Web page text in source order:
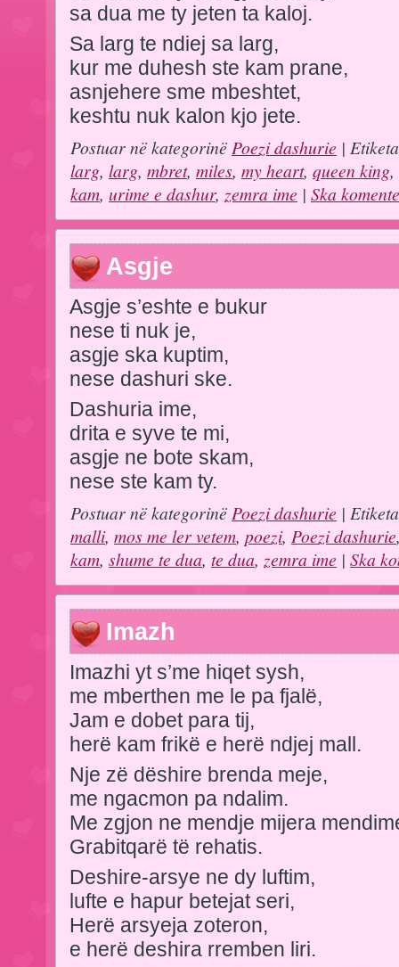
sa dua me ty jeten ta kaloj.
Sa larg te ndiej sa larg,
kur me duhesh ste kam prane,
asnjehere sme mbeshtet,
keshtu nuk kalon kjo jete.
Postuar në kategorinë Poezi dashurie |
larg, larg, mbret, miles, my heart, queen king,
kam, urime e dashur, zemra ime | Ska
Asgje
Asgje s’eshte e bukur
nese ti nuk je,
asgje ska kuptim,
nese dashuri ske.
Dashuria ime,
drita e syve te mi,
asgje ne bote skam,
nese ste kam ty.
Postuar në kategorinë Poezi dashurie |
malli, mos me ler vetem, poezi, Poezi dashurie
kam, shume te dua, te dua, zemra ime | Ska
Imazh
Imazhi yt s’me hiqet sysh,
me mberthen me le pa fjalë,
Jam e dobet para tij,
herë kam frikë e herë ndjej mall.
Nje zë dëshire brenda meje,
me ngacmon pa ndalim.
Me zgjon ne mendje mijera
Grabitqarë të rehatis.
Deshire-arsye ne dy luftim,
lufte e hapur betejat seri,
Herë arsyeja zoteron,
e herë deshira rremben liri.